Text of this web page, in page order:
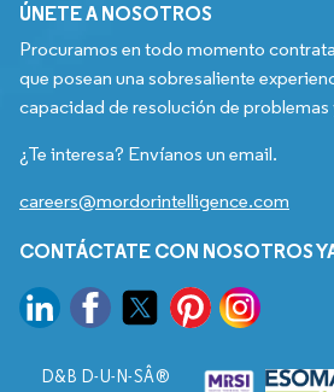
ÚNETE A NOSOTROS
Procuramos en todo momento
que posean una sobresaliente
capacidad de resolución de
¿Te interesa? Envíanos un email.
careers@mordorintelligence.com
CONTÁCTATE CON NOSOTROS
D&B D-U-N-SÂ®